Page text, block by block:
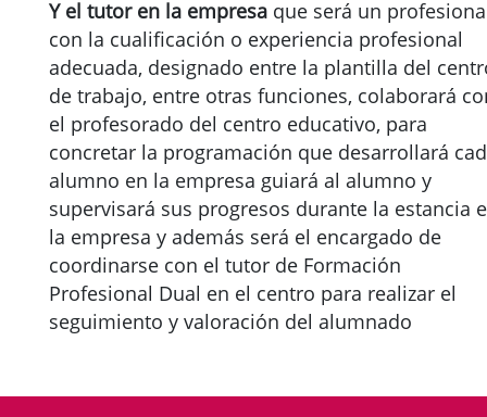
Y el tutor en la empresa que será un
con la cualificación o experiencia profesional
adecuada, designado entre la plantilla del
de trabajo, entre otras funciones, colaborará
el profesorado del centro educativo, para
concretar la programación que desarrollará
alumno en la empresa guiará al alumno y
supervisará sus progresos durante la estancia
la empresa y además será el encargado de
coordinarse con el tutor de Formación
Profesional Dual en el centro para realizar el
seguimiento y valoración del alumnado